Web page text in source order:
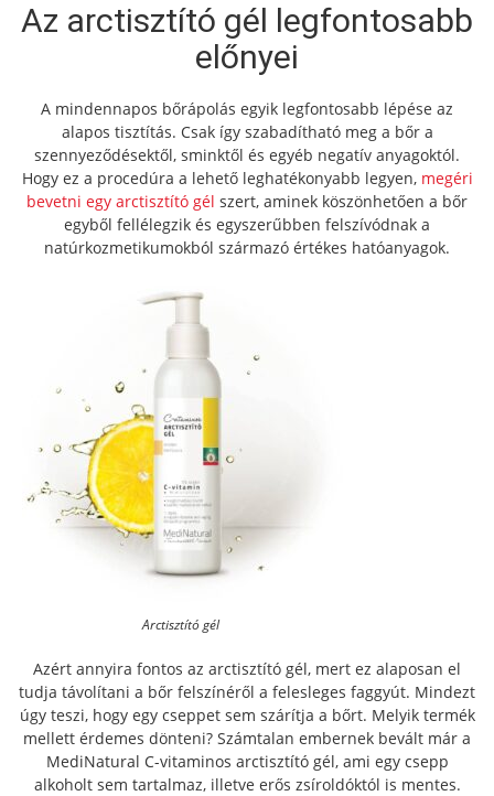
Az arctisztító gél legfontosabb
előnyei
A mindennapos bőrápolás egyik legfontosabb lépése az
alapos tisztítás. Csak így szabadítható meg a bőr a
szennyeződésektől, sminktől és egyéb negatív anyagoktól.
Hogy ez a procedúra a lehető leghatékonyabb legyen, megéri
bevetni egy arctisztító gél szert, aminek köszönhetően a bőr
egyből fellélegzik és egyszerűbben felszívódnak a
natúrkozmetikumokból származó értékes hatóanyagok.
Arctisztító gél
Azért annyira fontos az arctisztító gél, mert ez alaposan el
tudja távolítani a bőr felszínéről a felesleges faggyút. Mindezt
úgy teszi, hogy egy cseppet sem szárítja a bőrt. Melyik termék
mellett érdemes dönteni? Számtalan embernek bevált már a
MediNatural C-vitaminos arctisztító gél, ami egy csepp
alkoholt sem tartalmaz, illetve erős zsíroldóktól is mentes.